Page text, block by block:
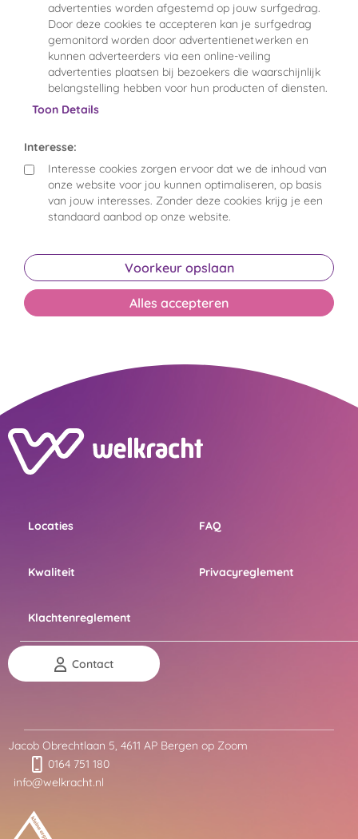
advertenties worden afgestemd op jouw surfgedrag.
Door deze cookies te accepteren kan je surfgedrag
gemonitord worden door advertentienetwerken en
kunnen adverteerders via een online-veiling
advertenties plaatsen bij bezoekers die waarschijnlijk
belangstelling hebben voor hun producten of diensten.
Toon Details
Interesse:
Interesse cookies zorgen ervoor dat we de inhoud van
onze website voor jou kunnen optimaliseren, op basis
van jouw interesses. Zonder deze cookies krijg je een
standaard aanbod op onze website.
Voorkeur opslaan
Alles accepteren
Locaties FAQ
Kwaliteit Privacyreglement
Klachtenreglement
Contact
Jacob Obrechtlaan 5, 4611 AP Bergen op Zoom
0164 751 180
info@welkracht.nl